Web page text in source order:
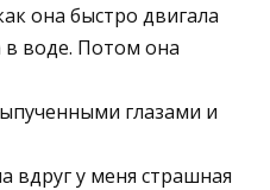
она быстро двигала
в воде. Потом она
глазами и
вдруг у меня страшная